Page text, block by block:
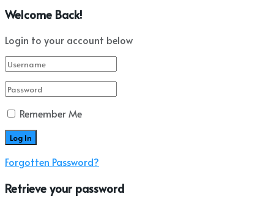
Welcome Back!
Login to your account below
Remember Me
Forgotten Password?
Retrieve your password